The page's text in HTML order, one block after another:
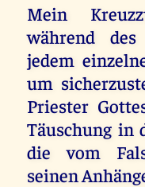
Mein
während
jedem
um
Priester
Täuschung in
die vom
seinen